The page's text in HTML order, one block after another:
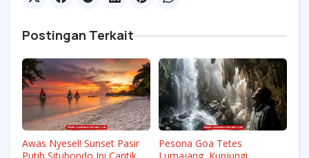
Postingan Terkait
Awas Nyesel! Sunset Pasir
Pesona Goa Tetes